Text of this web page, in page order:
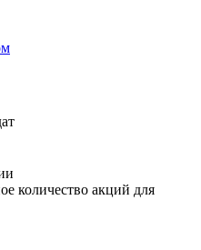
количество акций для